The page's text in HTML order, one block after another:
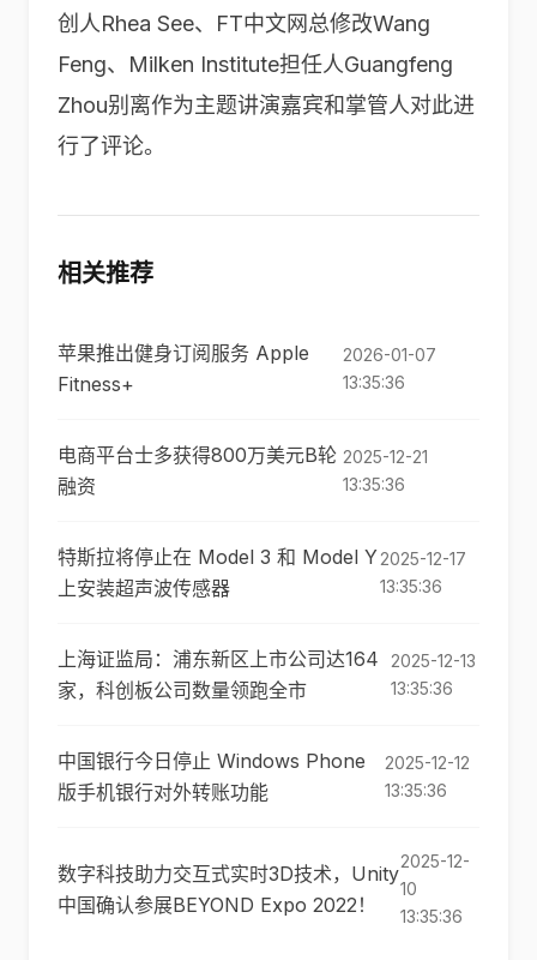
创人Rhea See、FT中文网总修改Wang
Feng、Milken Institute担任人Guangfeng
Zhou别离作为主题讲演嘉宾和掌管人对此进
行了评论。
相关推荐
苹果推出健身订阅服务 Apple
Fitness+
2026-01-07
13:35:36
电商平台士多获得800万美元B轮
融资
2025-12-21
13:35:36
特斯拉将停止在 Model 3 和 Model Y
上安装超声波传感器
2025-12-17
13:35:36
上海证监局：浦东新区上市公司达164
家，科创板公司数量领跑全市
2025-12-13
13:35:36
中国银行今日停止 Windows Phone
版手机银行对外转账功能
2025-12-12
13:35:36
数字科技助力交互式实时3D技术，Unity
中国确认参展BEYOND Expo 2022！
2025-12-
10
13:35:36